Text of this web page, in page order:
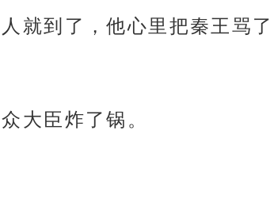
就到了，他心里把秦王骂
大臣炸了锅。